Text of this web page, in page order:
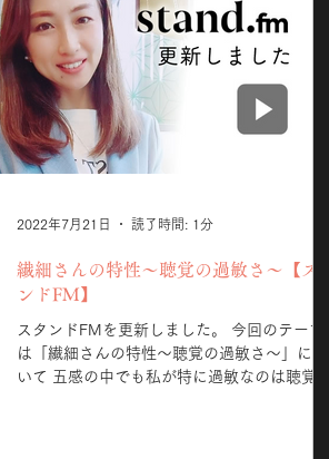
繊細さんの特性〜聴覚の過敏さ〜【スタ
ンドFM】
スタンドFMを更新しました。 今回のテーマ
は「繊細さんの特性〜聴覚の過敏さ〜」につ
いて 五感の中でも私が特に過敏なのは聴覚で
2022年7月21日 読了時間: 1分